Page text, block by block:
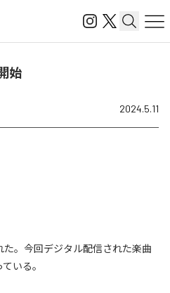
始
2024.5.11
た。今回デジタル配信された楽曲
いる。